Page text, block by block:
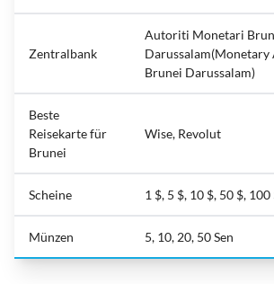
Zentralbank
Autoriti Monetari
Brunei Darussalam)
Beste
Reisekarte für
Brunei
Wise, Revolut
Scheine 1 $, 5 $, 10 $, 50 $, 100
Münzen 5, 10, 20, 50 Sen